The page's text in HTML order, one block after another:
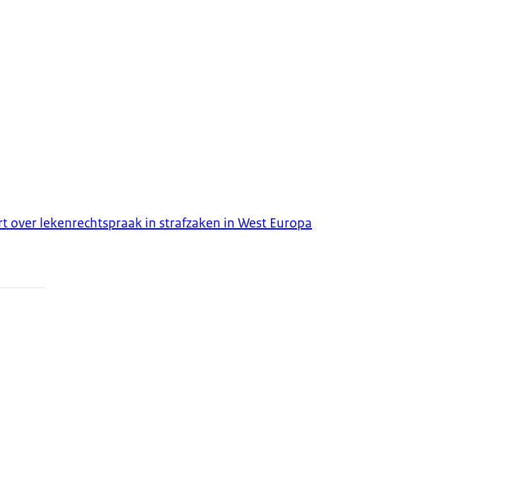
over lekenrechtspraak in strafzaken in West Europa